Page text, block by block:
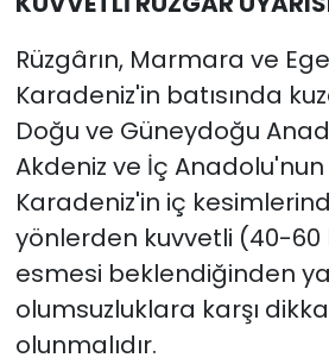
Rüzgârın, Marmara ve
Karadeniz'in batısında
Doğu ve Güneydoğu
Akdeniz ve İç
Karadeniz'in iç
yönlerden kuvvetli (40-
esmesi beklendiğinden
olumsuzluklara karşı
olunmalıdır.